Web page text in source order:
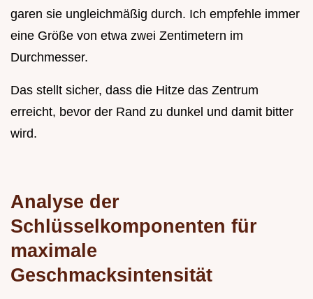
garen sie ungleichmäßig durch. Ich empfehle immer
eine Größe von etwa zwei Zentimetern im
Durchmesser.
Das stellt sicher, dass die Hitze das Zentrum
erreicht, bevor der Rand zu dunkel und damit bitter
wird.
Analyse der
Schlüsselkomponenten für
maximale
Geschmacksintensität